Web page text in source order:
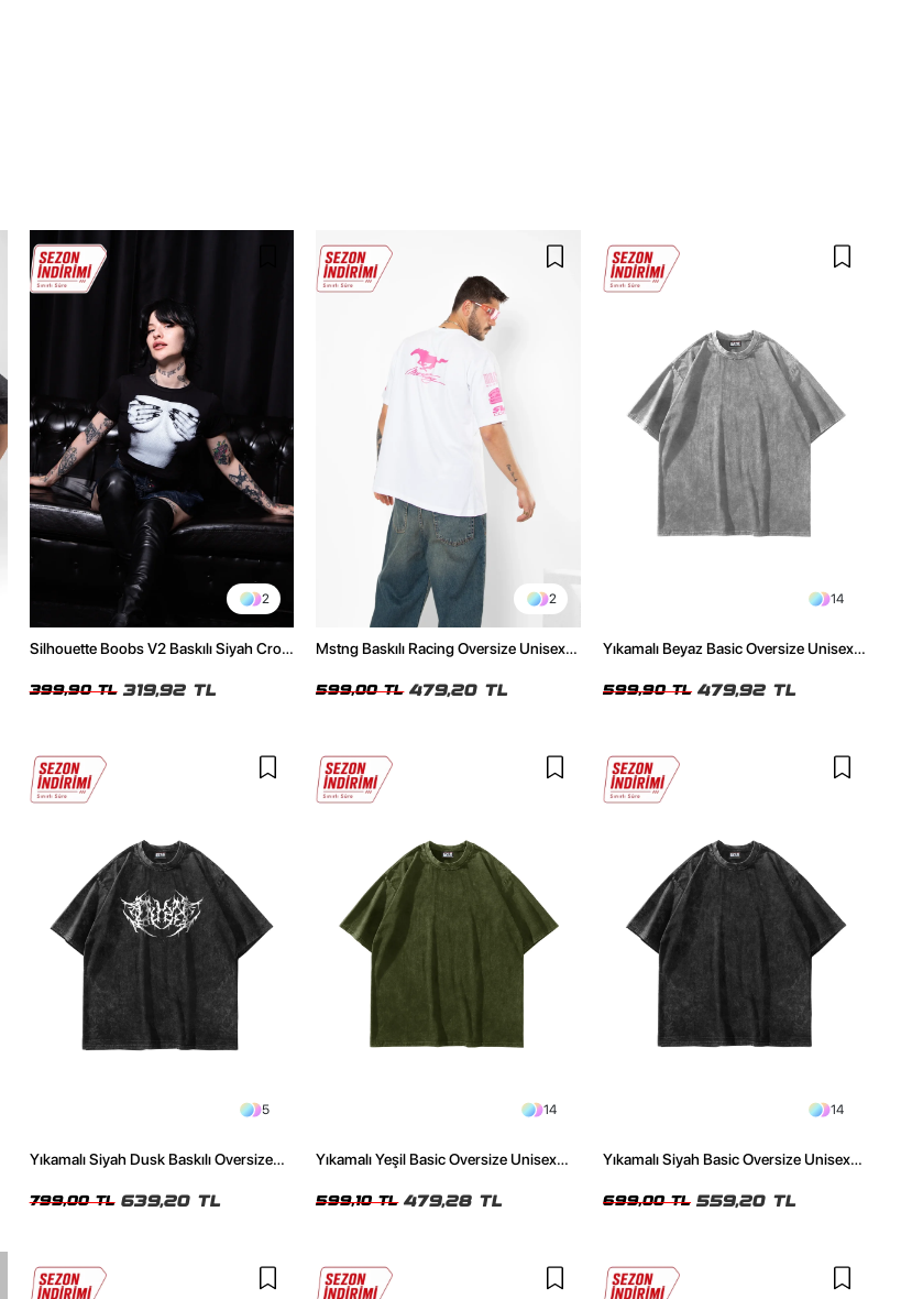
2
Silhouette Boobs V2 Baskılı Siyah Crop
399,90 TL 319,92 TL
2
Mstng Baskılı Racing Oversize Unisex
599,00 TL 479,20 TL
14
Yıkamalı Beyaz Basic Oversize Unisex
599,90 TL 479,92 TL
5
Yıkamalı Siyah Dusk Baskılı Oversize
799,00 TL 639,20 TL
14
Yıkamalı Yeşil Basic Oversize Unisex
599,10 TL 479,28 TL
14
Yıkamalı Siyah Basic Oversize Unisex
699,00 TL 559,20 TL